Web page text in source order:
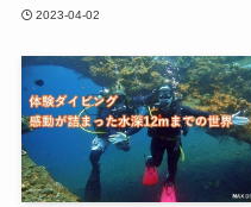
2023-04-02